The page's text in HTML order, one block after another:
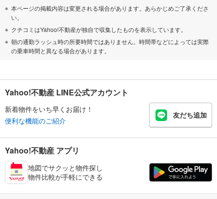
本ページの掲載内容は変更される場合があります。あらかじめご了承くださ
い。
クチコミはYahoo!不動産が独自で収集したものを表示しています。
朝の通勤ラッシュ時の所要時間ではありません。時間帯などによっては実際
の乗車時間と異なる場合があります。
Yahoo!不動産 LINE公式アカウント
新着物件をいち早くお届け！
便利な機能のご紹介
友だち追加
Yahoo!不動産 アプリ
地図でサクッと物件探し
物件比較が手軽にできる